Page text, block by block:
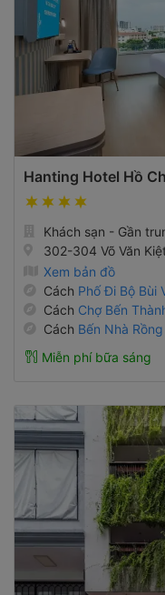
Hanting Hotel Hồ
Khách sạn - Gần
302-304 Võ Văn
Xem bản đồ
Cách Phố Đi Bộ Bùi
Cách Chợ Bến
Cách Bến Nhà Rồng
Miễn phí bữa sáng